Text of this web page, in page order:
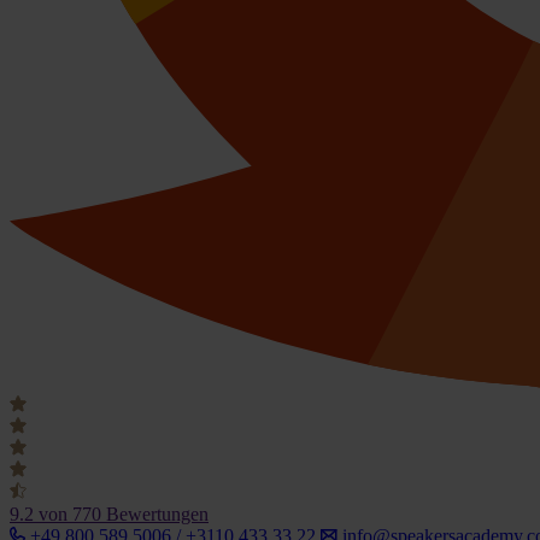
9.2 von 770 Bewertungen
+49 800 589 5006 / +3110 433 33 22